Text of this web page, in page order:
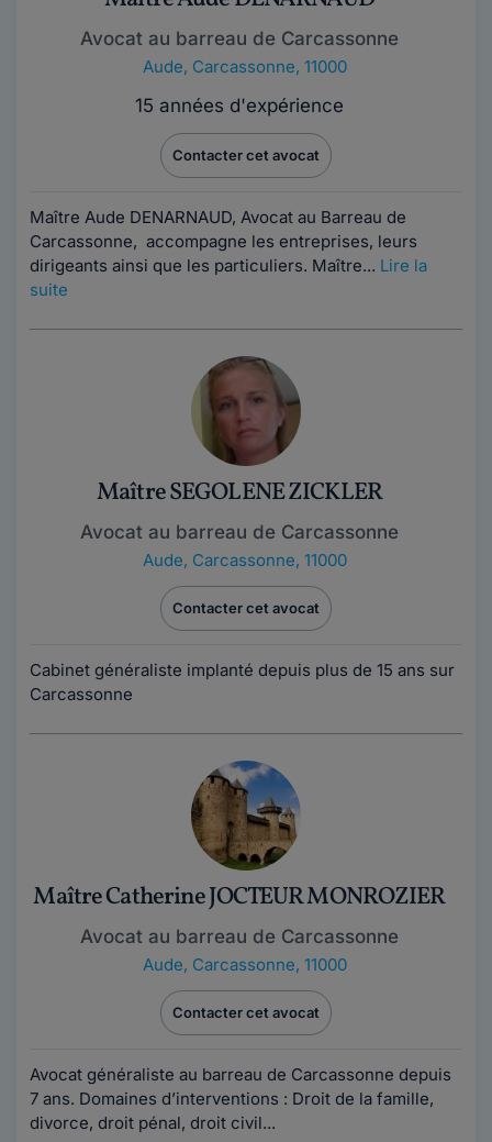
Avocat au barreau de Carcassonne
Aude, Carcassonne, 11000
15 années d'expérience
Contacter cet avocat
Maître Aude DENARNAUD, Avocat au Barreau de
Carcassonne, accompagne les entreprises, leurs
dirigeants ainsi que les particuliers. Maître... Lire la
suite
Maître SEGOLENE ZICKLER
Avocat au barreau de Carcassonne
Aude, Carcassonne, 11000
Contacter cet avocat
Cabinet généraliste implanté depuis plus de 15 ans sur
Carcassonne
Maître Catherine JOCTEUR MONROZIER
Avocat au barreau de Carcassonne
Aude, Carcassonne, 11000
Contacter cet avocat
Avocat généraliste au barreau de Carcassonne depuis
7 ans. Domaines d’interventions : Droit de la famille,
divorce, droit pénal, droit civil...